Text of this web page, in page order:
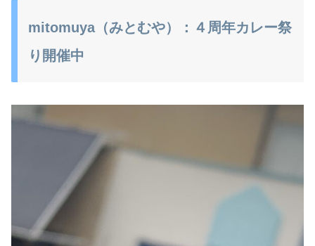
mitomuya（みとむや）：４周年カレー祭
り開催中